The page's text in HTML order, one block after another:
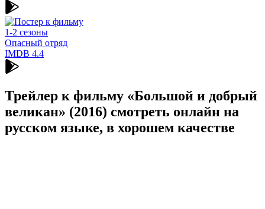
1-2 сезоны
Опасный отряд
IMDB 4.4
Трейлер к фильму «Большой и добрый
великан» (2016) cмотреть онлайн на
русском языке, в хорошем качестве